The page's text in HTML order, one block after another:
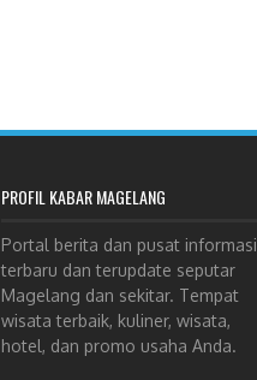
PROFIL KABAR MAGELANG
Portal berita dan pusat informasi
terbaru dan terupdate seputar
Magelang dan sekitar. Tempat
wisata terbaik, kuliner, wisata,
hotel, dan promo usaha Anda.